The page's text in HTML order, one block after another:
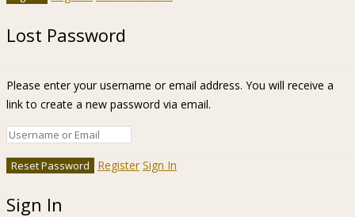
Lost Password
Please enter your username or email address. You will receive a
link to create a new password via email.
Register Sign In
Sign In